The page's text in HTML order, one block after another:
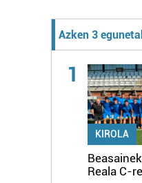
Azken 3
1
KIROLA
Reala C-